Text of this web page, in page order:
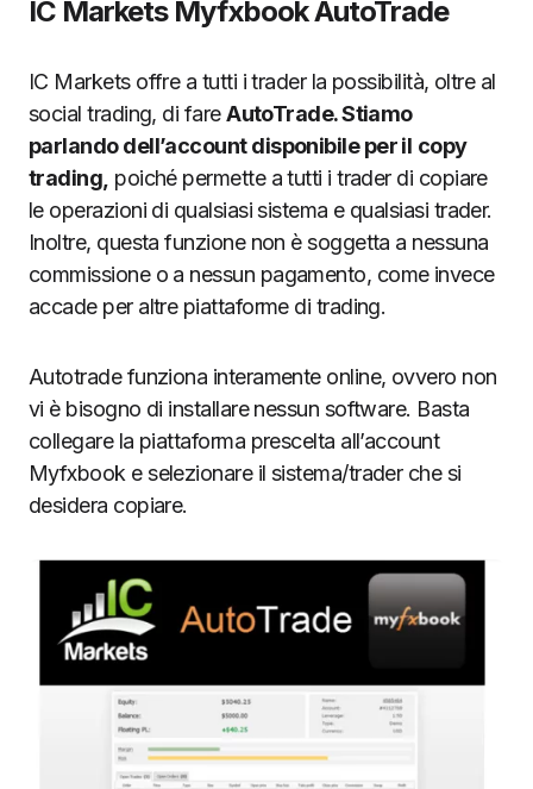
IC Markets Myfxbook AutoTrade
IC Markets offre a tutti i trader la possibilità, oltre al
social trading, di fareAutoTrade. Stiamo
parlando dell’account disponibile per il copy
trading, poiché permette a tutti i trader di copiare
le operazioni di qualsiasi sistema e qualsiasi trader.
Inoltre, questa funzione non è soggetta a nessuna
commissione o a nessun pagamento, come invece
accade per altre piattaforme di trading.
Autotrade funziona interamente online, ovvero non
vi è bisogno di installare nessun software. Basta
collegare la piattaforma prescelta all’account
Myfxbook e selezionare il sistema/trader che si
desidera copiare.